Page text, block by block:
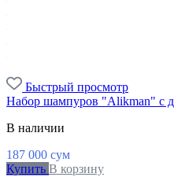
Быстрый просмотр
Набор шампуров "Alikman" с
В наличии
187 000 сум
Купить В корзину